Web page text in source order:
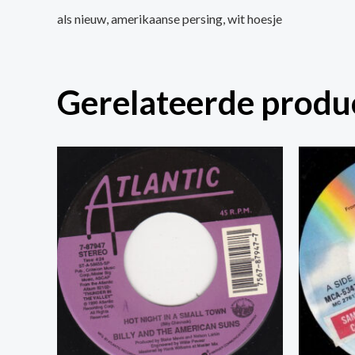
als nieuw, amerikaanse persing, wit hoesje
Gerelateerde